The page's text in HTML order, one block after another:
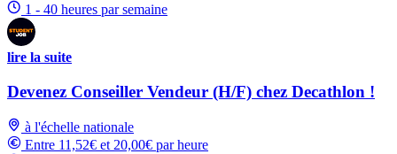
1 - 40 heures par semaine
lire la suite
Devenez Conseiller Vendeur (H/F) chez Decathlon !
à l'échelle nationale
Entre 11,52€ et 20,00€ par heure